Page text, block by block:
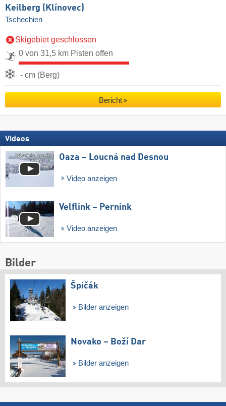
Keilberg (Klínovec)
Tschechien
Skigebiet geschlossen
0 von 31,5 km Pisten offen
- cm (Berg)
Bericht
Videos
Oaza – Loucná nad Desnou
Video anzeigen
Velflink – Pernink
Video anzeigen
Bilder
Špičák
Bilder anzeigen
Novako – Boží Dar
Bilder anzeigen